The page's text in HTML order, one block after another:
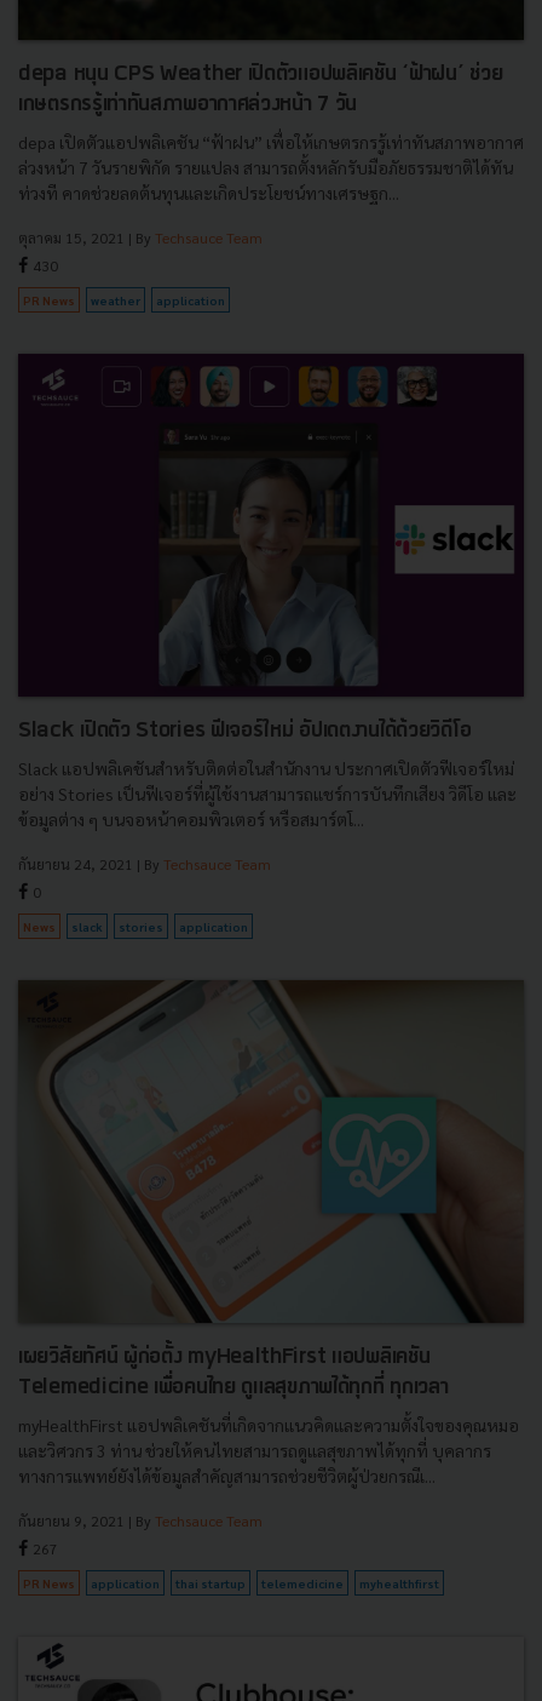
depa หนุน CPS Weather เปิดตัวแอปพลิเคชัน ‘ฟ้าฝน’ ช่วย
เกษตรกรรู้เท่าทันสภาพอากาศล่วงหน้า 7 วัน
depa เปิดตัวแอปพลิเคชัน “ฟ้าฝน” เพื่อให้เกษตรกรรู้เท่าทันสภาพอากาศ
ล่วงหน้า 7 วันรายพิกัด รายแปลง สามารถตั้งหลักรับมือภัยธรรมชาติได้ทัน
ท่วงที คาดช่วยลดต้นทุนและเกิดประโยชน์ทางเศรษฐก...
ตุลาคม 15, 2021 | By Techsauce Team
430
PR News weather application
Slack เปิดตัว Stories ฟีเจอร์ใหม่ อัปเดตงานได้ด้วยวิดีโอ
Slack แอปพลิเคชันสำหรับติดต่อในสำนักงาน ประกาศเปิดตัวฟีเจอร์ใหม่
อย่าง Stories เป็นฟีเจอร์ที่ผู้ใช้งานสามารถแชร์การบันทึกเสียง วิดีโอ และ
ข้อมูลต่าง ๆ บนจอหน้าคอมพิวเตอร์ หรือสมาร์ตโ...
กันยายน 24, 2021 | By Techsauce Team
0
News slack stories application
เผยวิสัยทัศน์ ผู้ก่อตั้ง myHealthFirst แอปพลิเคชัน
Telemedicine เพื่อคนไทย ดูแลสุขภาพได้ทุกที่ ทุกเวลา
myHealthFirst แอปพลิเคชันที่เกิดจากแนวคิดและความตั้งใจของคุณหมอ
และวิศวกร 3 ท่าน ช่วยให้คนไทยสามารถดูแลสุขภาพได้ทุกที่ บุคลากร
ทางการแพทย์ยังได้ข้อมูลสำคัญสามารถช่วยชีวิตผู้ป่วยกรณีเ...
กันยายน 9, 2021 | By Techsauce Team
267
PR News application thai startup telemedicine myhealthfirst